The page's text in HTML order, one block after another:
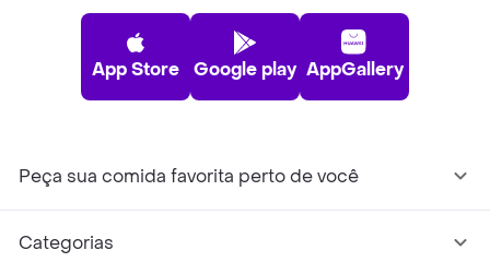
App Store Google play AppGallery
Peça sua comida favorita perto de você
Categorias